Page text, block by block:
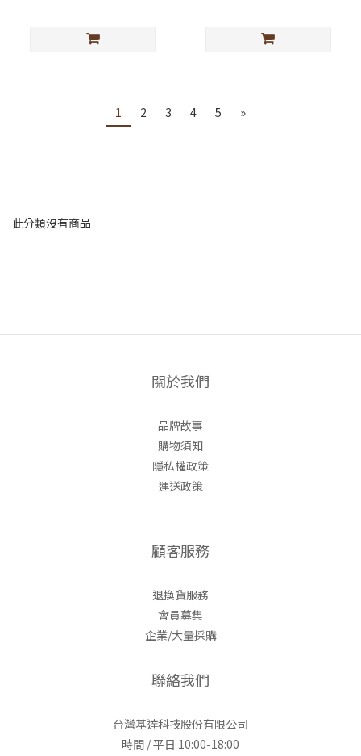
1 2 3 4 5 »
此分類沒有商品
關於我們
品牌故事
購物須知
隱私權政策
運送政策
顧客服務
退換貨服務
會員募集
企業/大量採購
聯絡我們
台灣基達科技股份有限公司
時間 / 平日 10:00-18:00